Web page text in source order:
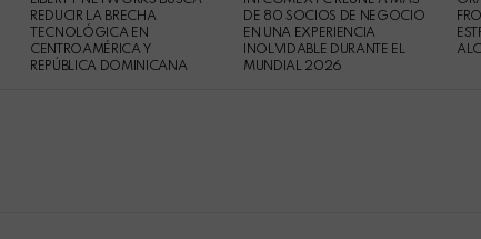
REDUCIR LA BRECHA
TECNOLÓGICA EN
CENTROAMÉRICA Y
REPÚBLICA DOMINICANA
DE 80 SOCIOS DE NEGOCIO
EN UNA EXPERIENCIA
INOLVIDABLE DURANTE EL
MUNDIAL 2026